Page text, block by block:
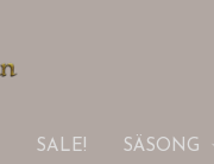
SALE! SÄSONG